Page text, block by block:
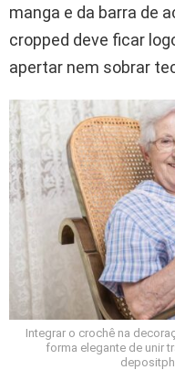
manga e da barra de
cropped deve ficar
apertar nem sobrar
Integrar o crochê na
forma elegante de unir